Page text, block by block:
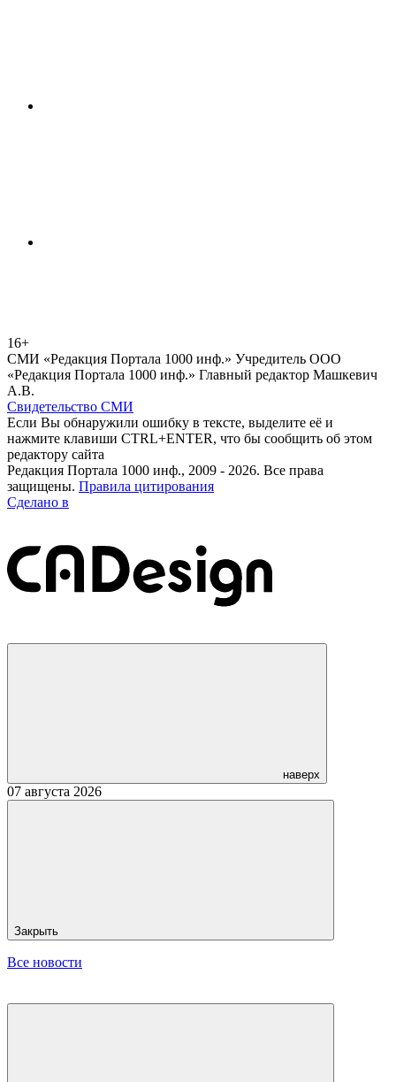
16+
СМИ «Редакция Портала 1000 инф.» Учредитель ООО
«Редакция Портала 1000 инф.» Главный редактор Машкевич
А.В.
Свидетельство СМИ
Если Вы обнаружили ошибку в тексте, выделите её и
нажмите клавиши CTRL+ENTER, что бы сообщить об этом
редактору сайта
Редакция Портала 1000 инф., 2009 - 2026. Все права
защищены. Правила цитирования
Сделано в
наверх
07 августа 2026
Закрыть
Все новости